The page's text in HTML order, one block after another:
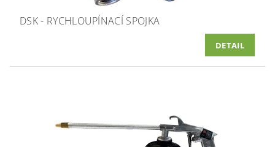
DSK - RYCHLOUPÍNACÍ SPOJKA
DETAIL